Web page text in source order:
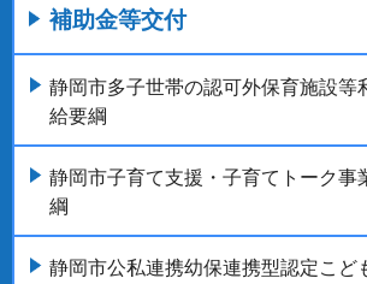
補助金等交付
静岡市多子世帯の認可外保育施設等
給要綱
静岡市子育て支援・子育てトーク事
綱
静岡市公私連携幼保連携型認定こど